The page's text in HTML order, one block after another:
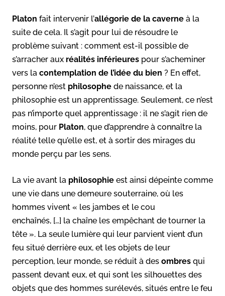
Platon fait intervenir l’allégorie de la caverne à la
suite de cela. Il s’agit pour lui de résoudre le
problème suivant : comment est-il possible de
s’arracher aux réalités inférieures pour s’acheminer
vers la contemplation de l’idée du bien ? En effet,
personne n’est philosophe de naissance, et la
philosophie est un apprentissage. Seulement, ce n’est
pas n’importe quel apprentissage : il ne s’agit rien de
moins, pour Platon, que d’apprendre à connaître la
réalité telle qu’elle est, et à sortir des mirages du
monde perçu par les sens.
La vie avant la philosophie est ainsi dépeinte comme
une vie dans une demeure souterraine, où les
hommes vivent « les jambes et le cou
enchaînés, […] la chaîne les empêchant de tourner la
tête ». La seule lumière qui leur parvient vient d’un
feu situé derrière eux, et les objets de leur
perception, leur monde, se réduit à des ombres qui
passent devant eux, et qui sont les silhouettes des
objets que des hommes surélevés, situés entre le feu